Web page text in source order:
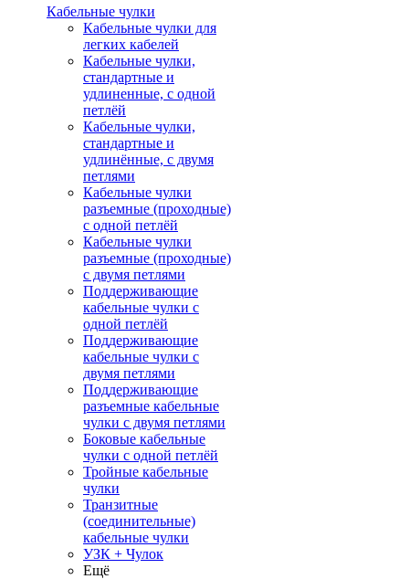
Кабельные чулки
Кабельные чулки для
легких кабелей
Кабельные чулки,
стандартные и
удлиненные, с одной
петлёй
Кабельные чулки,
стандартные и
удлинённые, с двумя
петлями
Кабельные чулки
разъемные (проходные)
с одной петлёй
Кабельные чулки
разъемные (проходные)
с двумя петлями
Поддерживающие
кабельные чулки с
одной петлёй
Поддерживающие
кабельные чулки с
двумя петлями
Поддерживающие
разъемные кабельные
чулки с двумя петлями
Боковые кабельные
чулки с одной петлёй
Тройные кабельные
чулки
Транзитные
(соединительные)
кабельные чулки
УЗК + Чулок
Ещё